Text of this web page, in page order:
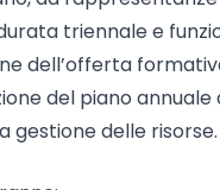
triennale e
dell’offerta
del piano annuale
gestione delle risorse.